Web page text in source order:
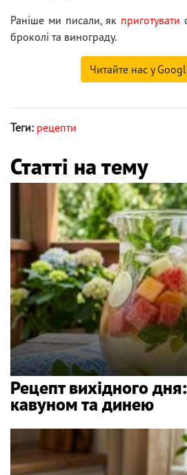
Раніше ми писали, як приготувати
броколі та винограду.
Читайте нас у
Теги: рецепти
Статті на тему
Рецепт вихідного дня:
кавуном та динею